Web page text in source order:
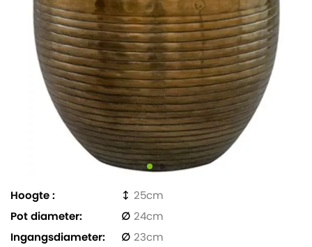
Hoogte
25
Pot diameter
24
Ingangsdiameter
23